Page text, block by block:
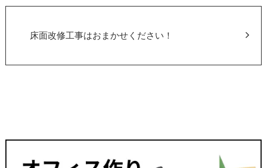
床面改修工事はおまかせください！